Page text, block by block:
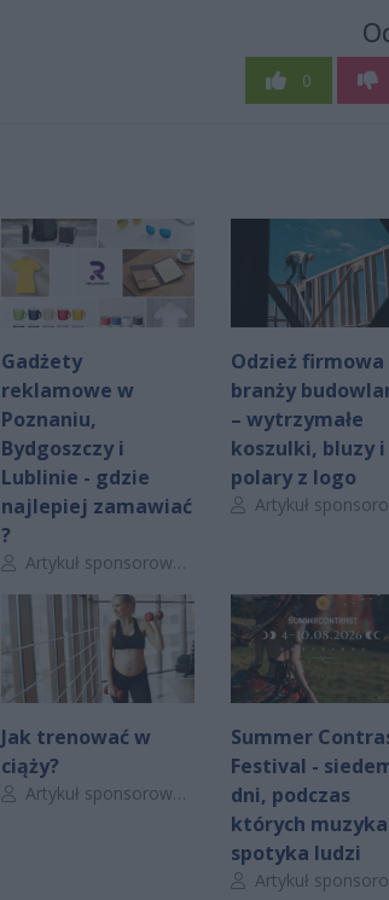
0
Gadżety
reklamowe w
Poznaniu,
Bydgoszczy i
Lublinie - gdzie
najlepiej zamawiać
?
Autor artykułu:
Artykuł sponsorowany
Odzież firmowa
branży
– wytrzymałe
koszulki, bluzy i
polary z logo
Autor artykułu:
Artykuł
Jak trenować w
ciąży?
Autor artykułu:
Artykuł sponsorowany
Summer
Festival -
dni, podczas
których muzyka
spotyka ludzi
Autor artykułu:
Artykuł